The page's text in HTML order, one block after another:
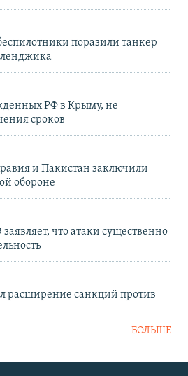
поразили танкер
РФ в Крыму, не
сроков
и Пакистан заключили
обороне
что атаки существенно
расширение санкций против
БОЛЬШЕ